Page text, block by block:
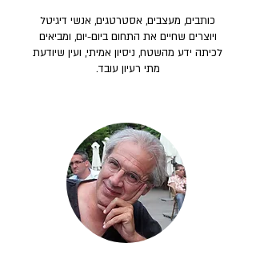
כותבים, מעצבים, אסטרטגים, אנשי דיגיטל
ויוצרים שחיים את התחום ביום-יום, ומביאים
לכיתה ידע מהשטח, ניסיון אמיתי, ועין שיודעת
מתי רעיון עובד.